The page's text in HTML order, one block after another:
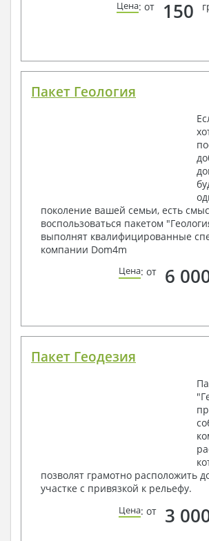
Цена: от 150
Пакет Геология
поколение вашей семьи, есть
воспользоваться пакетом
выполнят квалифицированные
компании Dom4m
Цена: от 6
Пакет Геодезия
позволят грамотно расположить
участке с привязкой к рельефу.
Цена: от 3